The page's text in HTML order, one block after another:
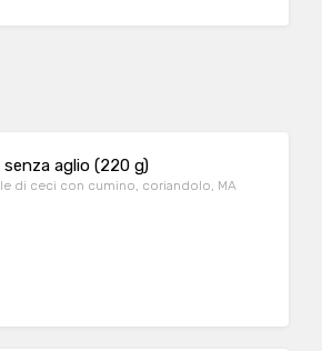
aglio (220 g)
di ceci con cumino, coriandolo, MA